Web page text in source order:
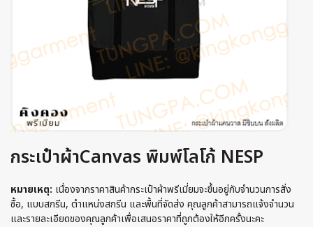
กระเป๋าผ้าCanvas พิมพ์โลโก้ NESP
หมายเหตุ: เนื่องจากราคาสินค้ากระเป๋าผ้าพรีเมี่ยมจะขึ้นอยู่กับจำนวนการสั่ง
ซื้อ, แบบสกรีน, ตำแหน่งสกรีน และพื้นที่จัดส่ง คุณลูกค้าสามารถแจ้งจำนวน
และรายละเอียดของคุณลูกค้าเพื่อเสนอราคาที่ถูกต้องให้อีกครั้งนะคะ